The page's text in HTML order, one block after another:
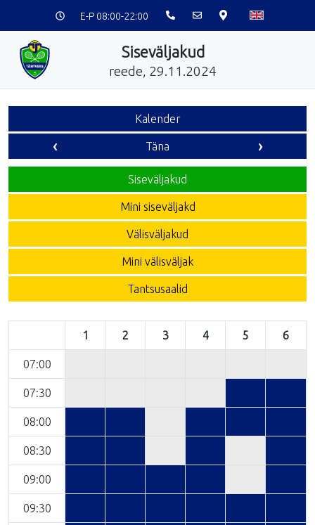
E-P 08:00-22:00
Siseväljakud
reede, 29.11.2024
Kalender
‹ Täna ›
Siseväljakud
Mini siseväljakd
Välisväljakud
Mini välisväljak
Tantsusaalid
1 2 3 4 5 6
07:00
07:30
08:00
08:30
09:00
09:30